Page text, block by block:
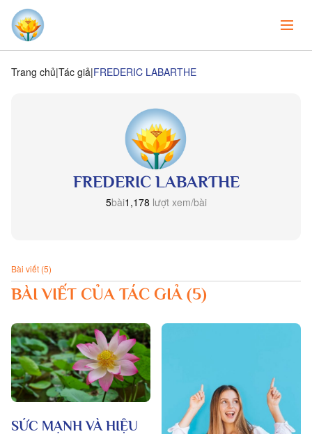
Trang chủ Tác giả FREDERIC LABARTHE
FREDERIC LABARTHE
5bài1,178 lượt xem/bài
Bài viết (5)
BÀI VIẾT CỦA TÁC GIẢ (5)
SỨC MẠNH VÀ HIỆU